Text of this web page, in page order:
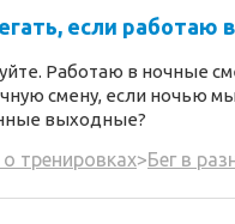
если работаю
Работаю в ночные
смену, если ночью
выходные?
тренировках>Бег в